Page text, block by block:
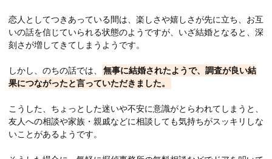
恋人としてつきあっている間は、楽しさや嬉しさが先に立ち、お互
いの話を信じていられる状態のようですが、いざ結婚となると、深
刻さが増してきてしまうようです。
しかし、のちの話では、
無事に結婚されたようで、調査が良い結
果につながったと言っていただきました。
こうした、ちょっとした迷いや不安に意識がとらわれてしまうと、
友人への相談や家族・親戚などに相談しても気持ちがスッキリしな
いことがあるようです。